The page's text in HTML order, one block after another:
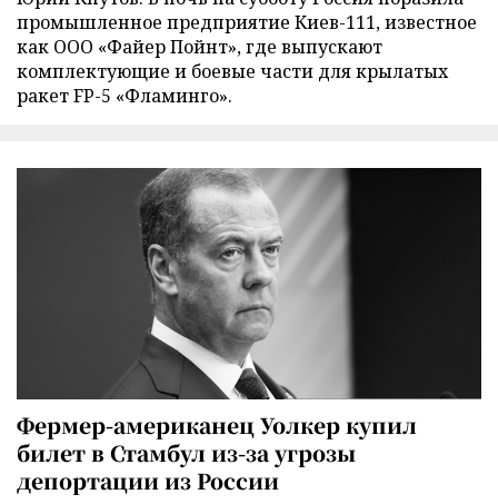
промышленное предприятие Киев-111, известное
как ООО «Файер Пойнт», где выпускают
комплектующие и боевые части для крылатых
ракет FP-5 «Фламинго».
Фермер-американец Уолкер купил
билет в Стамбул из-за угрозы
депортации из России